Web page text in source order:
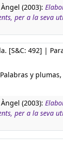
(2003):
per a la seva
[S&C: 492] |
Palabras y
(2003):
per a la seva